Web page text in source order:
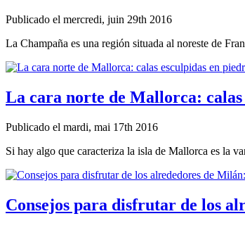
Publicado el mercredi, juin 29th 2016
La Champaña es una región situada al noreste de
La cara norte de Mallorca: calas
Publicado el mardi, mai 17th 2016
Si hay algo que caracteriza la isla de Mallorca es la
Consejos para disfrutar de los